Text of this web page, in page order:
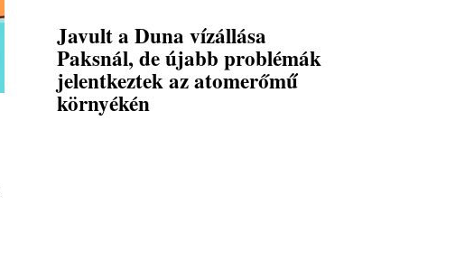
Javult a Duna vízállása
Paksnál, de újabb problémák
jelentkeztek az atomerőmű
környékén